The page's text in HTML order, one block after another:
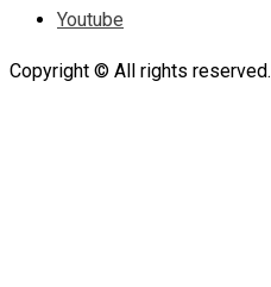
Youtube
Copyright © All rights reserved.